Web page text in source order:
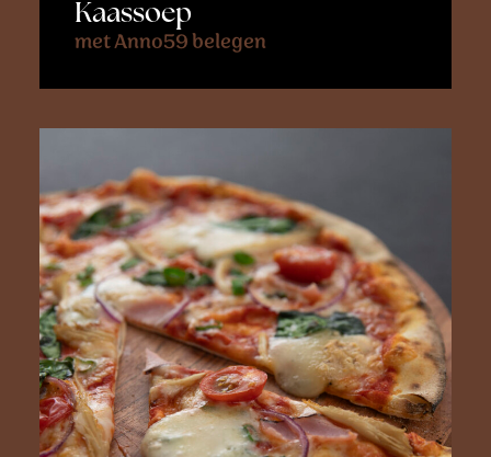
Kaassoep
met Anno59 belegen